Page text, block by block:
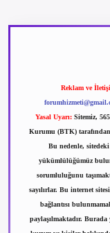
Reklam ve
Yasal Uyarı: Sitemiz,
Kurumu (BTK) tarafından
Bu nedenle,
yükümlülüğümüz
sorumluluğunu
sayılırlar. Bu internet
bağlantısı
paylaşılmaktadır.